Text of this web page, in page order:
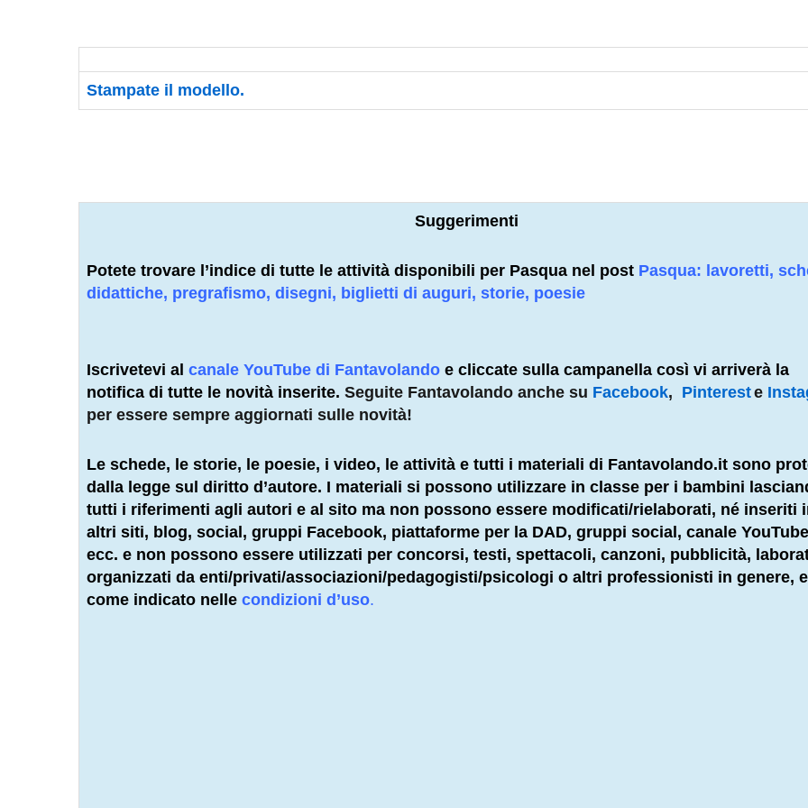
Stampate il modello.
Suggerimenti
Potete trovare l’indice di tutte le attività disponibili per Pasqua nel post Pasqua: lavoretti,
didattiche, pregrafismo, disegni, biglietti di auguri, storie, poesie
Iscrivetevi al canale YouTube di Fantavolando e cliccate sulla campanella così vi arriverà la
notifica di tutte le novità inserite. Seguite Fantavolando anche su Facebook, Pintereste
per essere sempre aggiornati sulle novità!
Le schede, le storie, le poesie, i video, le attività e tutti i materiali di Fantavolando.it sono
dalla legge sul diritto d’autore. I materiali si possono utilizzare in classe per i bambini
tutti i riferimenti agli autori e al sito ma non possono essere modificati/rielaborati, né inseriti
altri siti, blog, social, gruppi Facebook, piattaforme per la DAD, gruppi social, canale
ecc. e non possono essere utilizzati per concorsi, testi, spettacoli, canzoni, pubblicità,
organizzati da enti/privati/associazioni/pedagogisti/psicologi o altri professionisti in genere,
come indicato nelle condizioni d’uso.